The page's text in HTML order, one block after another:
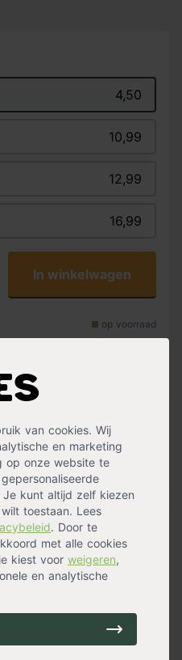
van cookies. Wij
en marketing
op onze website te
kunt altijd zelf kiezen
toestaan. Lees
. Door te
met alle cookies
kiest voor weigeren,
en analytische
4,50
10,99
12,99
16,99
In winkelwagen
op voorraad
speciaal transport. De
in Nederland
100,- en in België 160,-
je tuin
brengen stevigheid en stijl
afwerking en natuurlijke
uitstraling toe aan